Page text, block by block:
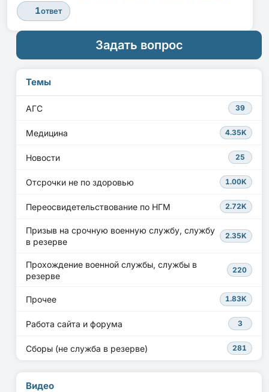
1ответ
Задать вопрос
Темы
АГС 39
Медицина 4.35K
Новости 25
Отсрочки не по здоровью 1.00K
Переосвидетельствование по НГМ 2.72K
Призыв на срочную военную службу, службу
в резерве
2.35K
Прохождение военной службы, службы в
резерве
220
Прочее 1.83K
Работа сайта и форума 3
Сборы (не служба в резерве) 281
Видео